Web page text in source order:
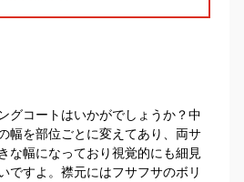
グコートはいかがでしょうか？中
幅を部位ごとに変えてあり、両サ
な幅になっており視覚的にも細見
ですよ。襟元にはフサフサのボリ